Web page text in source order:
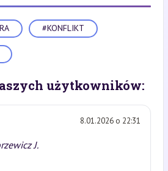
#KONFLIKT
użytkowników:
8.01.2026 o 22:31
J.